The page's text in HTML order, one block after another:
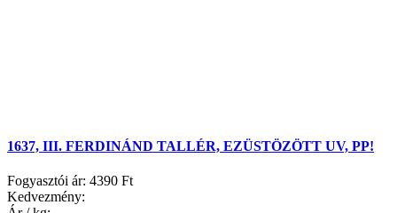
1637, III. FERDINÁND TALLÉR, EZÜSTÖZÖTT UV, PP!
Fogyasztói ár: 4390 Ft
Kedvezmény: